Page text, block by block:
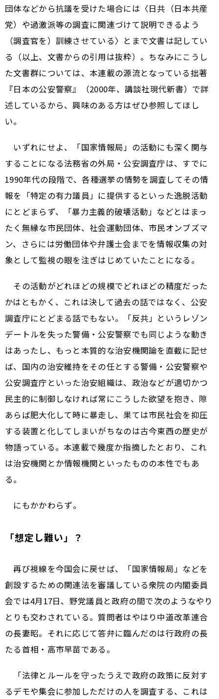
団体などから抗議を受けた場合には〈日共（日本共産
党）や過激派等の調査に関連づけて説明できるよう
（調査官を）訓練させている〉とまで文書は記してい
る（以上、文書からの引用は抜粋）。ちなみにこうし
た文書群については、本連載の源流となっている拙著
『日本の公安警察』（2000年、講談社現代新書）で詳
述しているから、興味のある方はぜひ参照してほし
い。
いずれにせよ、「国家情報局」の活動にも深く関与
することになる法務省の外局・公安調査庁は、すでに
1990年代の段階で、各種選挙の情勢を調査してその情
報を「特定の有力議員」に提供するといった逸脱活動
にとどまらず、「暴力主義的破壊活動」などとはまっ
たく無縁な市民団体、社会運動団体、市民オンブズマ
ン、さらには労働団体や弁護士会までを情報収集の対
象として監視の眼を注ぎはじめていたことになる。
その活動がどれほどの規模でどれほどの精度だった
かはともかく、これは決して過去の話ではなく、公安
調査庁にとどまる話でもない。「反共」というレゾン
デートルを失った警備・公安警察でも同じような動き
はあったし、もっと本質的な治安機関論を直截に記せ
ば、国内の治安維持をその任とする警備・公安警察や
公安調査庁といった治安組織は、政治などが適切かつ
民主的に制御しなければ常にこうした欲望を抱き、隙
あらば肥大化して時に暴走し、果ては市民社会を抑圧
する装置と化してしまいがちなのは古今東西の歴史が
物語っている。本連載で幾度か指摘したとおり、これ
は治安機関とか情報機関といったものの本性でもあ
る。
にもかかわらず――。
「想定し難い」？
再び視線を今国会に戻せば、「国家情報局」などを
創設するための関連法を審議している衆院の内閣委員
会では4月17日、野党議員と政府の間で次のようなやり
とりも交わされている。質問者はやはり中道改革連合
の長妻昭。それに応じて答弁に臨んだのは行政府の長
たる首相・高市早苗である。
「法律とルールを守ったうえで政府の政策に反対す
るデモや集会に参加しただけの人を調査する、これは